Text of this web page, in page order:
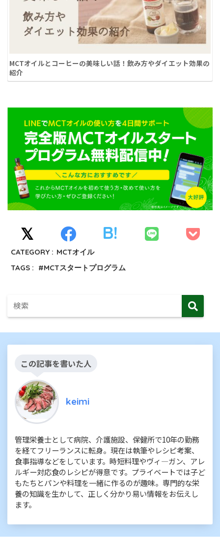
MCTオイルとコーヒーの美味しい話！飲み方やダイエット効果の
紹介
CATEGORY : MCTオイル
TAGS :
MCTスタートプログラム
この記事を書いた人
keimi
管理栄養士として病院、介護施設、保健所で10年の勤務
を経てフリーランスに転身。現在は執筆やレシピ考案、
食事指導などをしています。時短料理やヴィ―ガン、アレ
ルギー対応食のレシピが得意です。プライベートでは子ど
もたちとパンや料理を一緒に作るのが趣味。専門的な栄
養の知識を生かして、正しく分かり易い情報をお伝えし
ます。